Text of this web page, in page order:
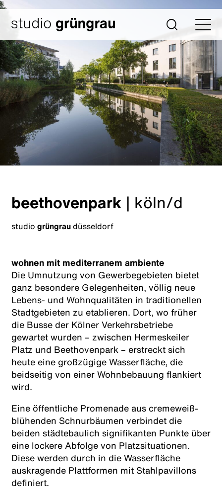
Zum
Inhalt
springen
Startseite Suche
beethovenpark | köln/d
studio grüngraudüsseldorf
wohnen mit mediterranem ambiente
Die Umnutzung von Gewerbegebieten bietet
ganz besondere Gelegenheiten, völlig neue
Lebens- und Wohnqualitäten in traditionellen
Stadtgebieten zu etablieren. Dort, wo früher
die Busse der Kölner Verkehrsbetriebe
gewartet wurden – zwischen Hermeskeiler
Platz und Beethovenpark – erstreckt sich
heute eine großzügige Wasserfläche, die
beidseitig von einer Wohnbe­bau­ung flankiert
wird.
Eine öffentliche Promenade aus cremeweiß-
blühenden Schnurbäumen verbindet die
beiden städtebaulich signifikanten Punkte über
eine lockere Abfolge von Platzsituationen.
Diese werden durch in die Wasserfläche
auskragende Plattformen mit Stahlpavillons
definiert.